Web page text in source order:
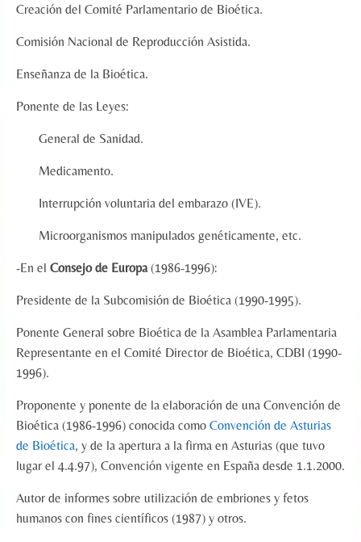
Creación del Comité Parlamentario de Bioética.
Comisión Nacional de Reproducción Asistida.
Enseñanza de la Bioética.
Ponente de las Leyes:
General de Sanidad.
Medicamento.
Interrupción voluntaria del embarazo (IVE).
Microorganismos manipulados genéticamente, etc.
-En el Consejo de Europa(1986-1996):
Presidente de la Subcomisión de Bioética (1990-1995).
Ponente General sobre Bioética de la Asamblea Parlamentaria
Representante en el Comité Director de Bioética, CDBI (1990-
1996).
Proponente y ponente de la elaboración de una Convención de
Bioética (1986-1996) conocida como Convención de Asturias
de Bioética, y de la apertura a la firma en Asturias (que tuvo
lugar el 4.4.97), Convención vigente en España desde 1.1.2000.
Autor de informes sobre utilización de embriones y fetos
humanos con fines científicos (1987) y otros.